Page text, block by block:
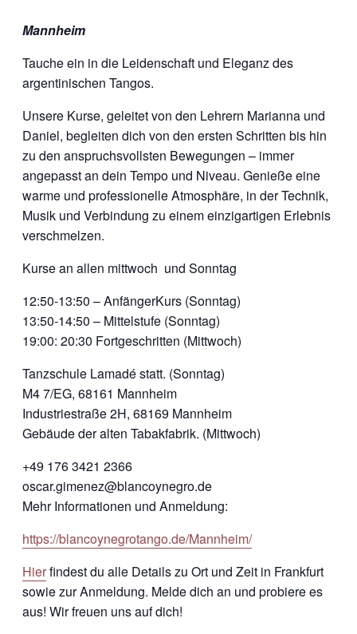
Mannheim
Tauche ein in die Leidenschaft und Eleganz des
argentinischen Tangos.
Unsere Kurse, geleitet von den Lehrern Marianna und
Daniel, begleiten dich von den ersten Schritten bis hin
zu den anspruchsvollsten Bewegungen – immer
angepasst an dein Tempo und Niveau. Genieße eine
warme und professionelle Atmosphäre, in der Technik,
Musik und Verbindung zu einem einzigartigen Erlebnis
verschmelzen.
Kurse an allen mittwoch und Sonntag
12:50-13:50 – AnfängerKurs (Sonntag)
13:50-14:50 – Mittelstufe (Sonntag)
19:00: 20:30 Fortgeschritten (Mittwoch)
Tanzschule Lamadé statt. (Sonntag)
M4 7/EG, 68161 Mannheim
Industriestraße 2H, 68169 Mannheim
Gebäude der alten Tabakfabrik. (Mittwoch)
+49 176 3421 2366
oscar.gimenez@blancoynegro.de
Mehr Informationen und Anmeldung:
https://blancoynegrotango.de/Mannheim/
Hierfindest du alle Details zu Ort und Zeit in Frankfurt
sowie zur Anmeldung. Melde dich an und probiere es
aus! Wir freuen uns auf dich!